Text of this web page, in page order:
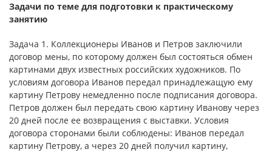
Задачи по теме для подготовки к практическому
занятию
Задача 1. Коллекционеры Иванов и Петров заключили
договор мены, по которому должен был состояться обмен
картинами двух известных российских художников. По
условиям договора Иванов передал принадлежащую ему
картину Петрову немедленно после подписания договора.
Петров должен был передать свою картину Иванову через
20 дней после ее возвращения с выставки. Условия
договора сторонами были соблюдены: Иванов передал
картину Петрову, а через 20 дней получил картину,